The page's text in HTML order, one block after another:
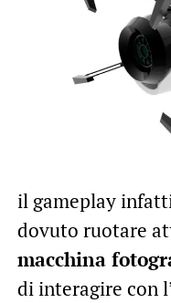
il gameplay
dovuto ruotare
macchina
di interagire con